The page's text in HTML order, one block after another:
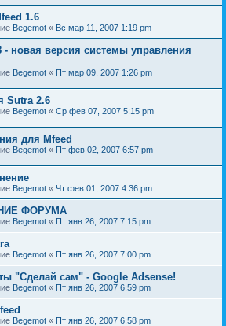
1.6
Begemot « Вс мар 11, 2007 1:19 pm
новая версия системы управления
Begemot « Пт мар 09, 2007 1:26 pm
Sutra 2.6
Begemot « Ср фев 07, 2007 5:15 pm
для Mfeed
Begemot « Пт фев 02, 2007 6:57 pm
Begemot « Чт фев 01, 2007 4:36 pm
ФОРУМА
Begemot « Пт янв 26, 2007 7:15 pm
Begemot « Пт янв 26, 2007 7:00 pm
"Cделай сам" - Google Adsense!
Begemot « Пт янв 26, 2007 6:59 pm
Begemot « Пт янв 26, 2007 6:58 pm